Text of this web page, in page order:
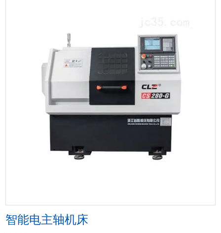
智能电主轴机床